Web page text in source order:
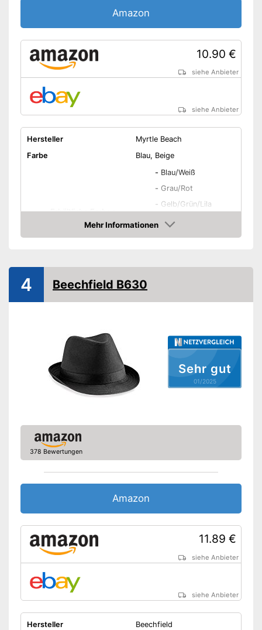
Amazon
10.90 €
siehe Anbieter
siehe Anbieter
Hersteller
Myrtle Beach
Farbe
Blau, Beige
Erhältliche Farben
- Blau/Weiß
- Grau/Rot
- Gelb/Grün/Lila
Braun/Türkis
- Grau/Schwarz
Erhältliche Größen
S - XL
Material Hut
Geeignete Jahreszeit
Sommer
Mehr Informationen
Amazon
Sehr gut
01/2025
4 Beechfield B630
378 Bewertungen
Amazon
11.89 €
siehe Anbieter
siehe Anbieter
Hersteller
Beechfield